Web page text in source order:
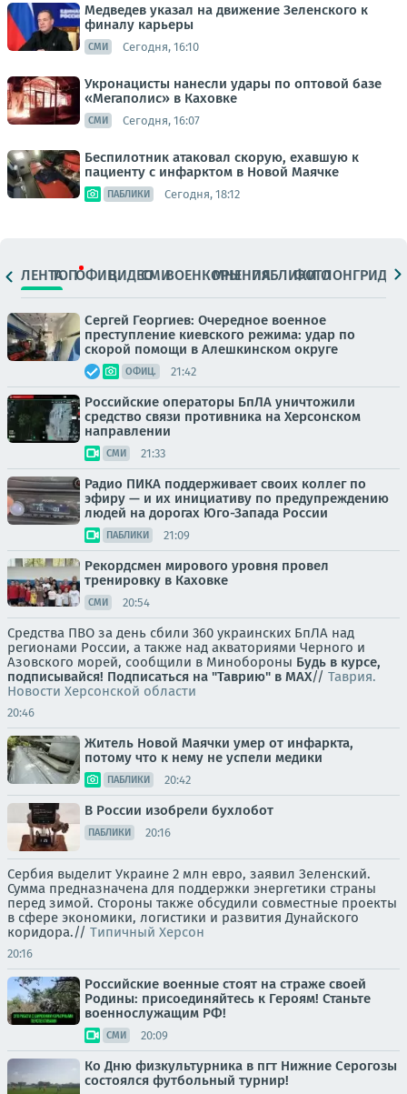
Медведев указал на движение Зеленского к
финалу карьеры
СМИ Сегодня, 16:10
Укронацисты нанесли удары по оптовой базе
«Мегаполис» в Каховке
СМИ Сегодня, 16:07
Беспилотник атаковал скорую, ехавшую к
пациенту с инфарктом в Новой Маячке
ПАБЛИКИ Сегодня, 18:12
ЛЕНТАТОПОФИЦ.ВИДЕОСМИВОЕНКОРЫМНЕНИЯПАБЛИКИ
ФОТОЛОНГРИДЫ
Сергей Георгиев: Очередное военное
преступление киевского режима: удар по
скорой помощи в Алешкинском округе
ОФИЦ. 21:42
Российские операторы БпЛА уничтожили
средство связи противника на Херсонском
направлении
СМИ 21:33
Радио ПИКА поддерживает своих коллег по
эфиру — и их инициативу по предупреждению
людей на дорогах Юго-Запада России
ПАБЛИКИ 21:09
Рекордсмен мирового уровня провел
тренировку в Каховке
СМИ 20:54
Средства ПВО за день сбили 360 украинских БпЛА над
регионами России, а также над акваториями Черного и
Азовского морей, сообщили в Минобороны Будь в курсе,
подписывайся! Подписаться на "Таврию" в MAX// Таврия.
Новости Херсонской области
20:46
Житель Новой Маячки умер от инфаркта,
потому что к нему не успели медики
ПАБЛИКИ 20:42
В России изобрели бухлобот
ПАБЛИКИ 20:16
Сербия выделит Украине 2 млн евро, заявил Зеленский.
Сумма предназначена для поддержки энергетики страны
перед зимой. Стороны также обсудили совместные проекты
в сфере экономики, логистики и развития Дунайского
коридора.// Типичный Херсон
20:16
Российские военные стоят на страже своей
Родины: присоединяйтесь к Героям! Станьте
военнослужащим РФ!
СМИ 20:09
Ко Дню физкультурника в пгт Нижние Серогозы
состоялся футбольный турнир!